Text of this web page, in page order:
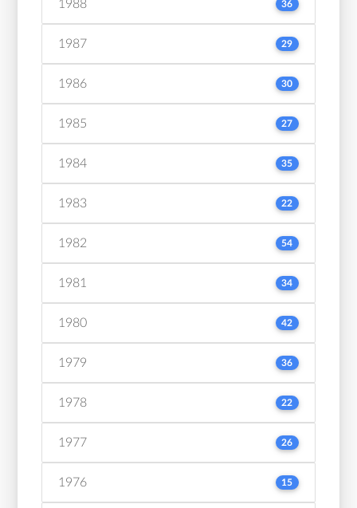
1988 36
1987 29
1986 30
1985 27
1984 35
1983 22
1982 54
1981 34
1980 42
1979 36
1978 22
1977 26
1976 15